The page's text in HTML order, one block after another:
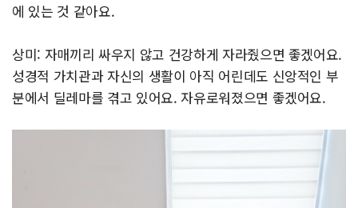
에 있는 것 같아요.
상미: 자매끼리 싸우지 않고 건강하게 자라줬으면 좋겠어요.
성경적 가치관과 자신의 생활이 아직 어린데도 신앙적인 부
분에서 딜레마를 겪고 있어요. 자유로워졌으면 좋겠어요.